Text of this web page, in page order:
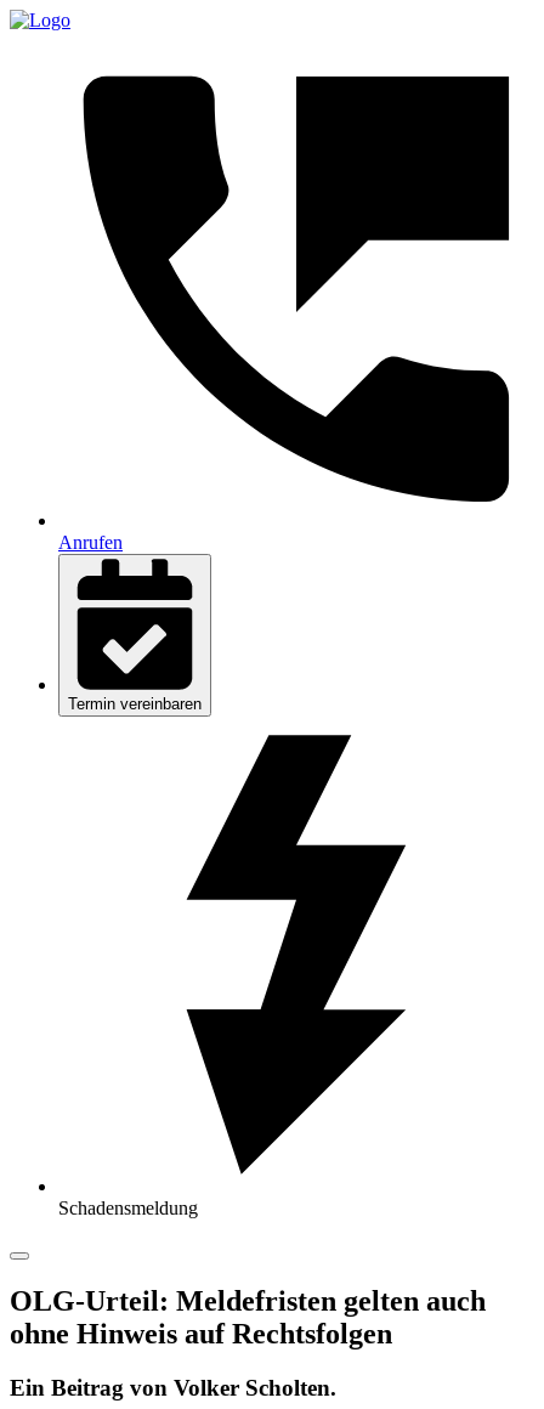
Anrufen
Termin vereinbaren
Schadensmeldung
OLG-Urteil: Meldefristen gelten auch
ohne Hinweis auf Rechtsfolgen
Ein Beitrag von Volker Scholten.